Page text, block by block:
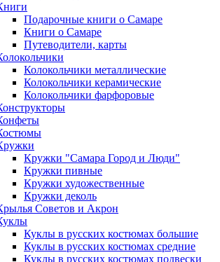
Подарочные книги о Самаре
Книги о Самаре
Путеводители, карты
Колокольчики металлические
Колокольчики керамические
Колокольчики фарфоровые
Кружки "Самара Город и Люди"
Кружки пивные
Кружки художественные
Кружки деколь
Советов и Акрон
Куклы в русских костюмах большие
Куклы в русских костюмах средние
Куклы в русских костюмах подвески